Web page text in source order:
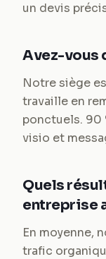
un devis
Avez-vous
Notre siège
travaille en
ponctuels. 90
visio et
Quels
entreprise
En moyenne,
trafic